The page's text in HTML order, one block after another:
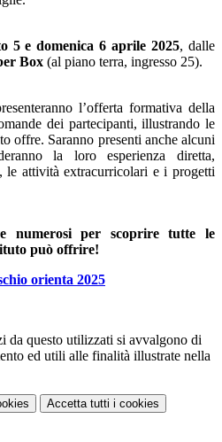
5 e domenica 6 aprile 2025, dalle
Box (al piano terra, ingresso 25).
l’offerta formativa della
dei partecipanti, illustrando le
offre. Saranno presenti anche alcuni
la loro esperienza diretta,
le attività extracurricolari e i progetti
numerosi per scoprire tutte le
può offrire!
da questo utilizzati si avvalgono di
ed utili alle finalità illustrate nella
Accetta tutti i cookies